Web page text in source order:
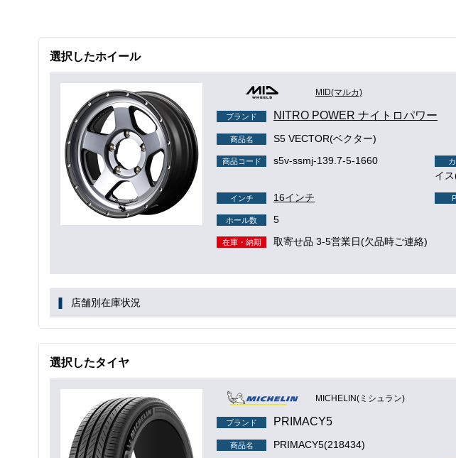
選択したホイール
MID(マルカ)
ブランド NITRO POWER ナイトロパワー
商品名 S5 VECTOR(ベクター)
商品コード s5v-ssmj-139.7-5-1660
イ
インチ 16インチ
ホール数 5
在庫・納期 取寄せ品 3-5営業日(欠品時ご連絡)
店舗別在庫状況
選択したタイヤ
MICHELIN(ミシュラン)
ブランド PRIMACY5
商品名 PRIMACY5(218434)